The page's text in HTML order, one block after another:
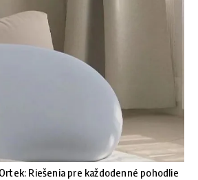
Riešenia pre každodenné pohodlie